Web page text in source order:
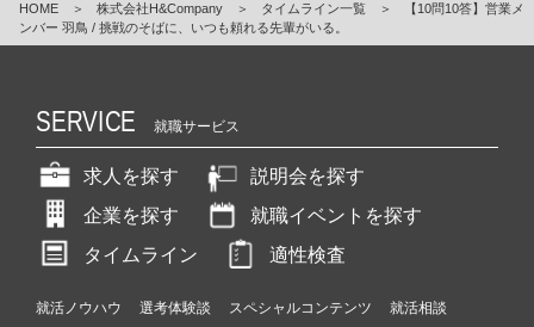
HOME ＞ 株式会社H&Company ＞ タイムライン一覧 ＞
【10問10答】営業メ
ンバー 羽鳥 / 挑戦のそばに、いつも頼れる先輩がいる。
SERVICE 就職サービス
求人を探す
説明会を探す
企業を探す
就職イベントを探す
タイムライン
適性検査
就活ノウハウ 選考体験談 スペシャルコンテンツ
就活相談